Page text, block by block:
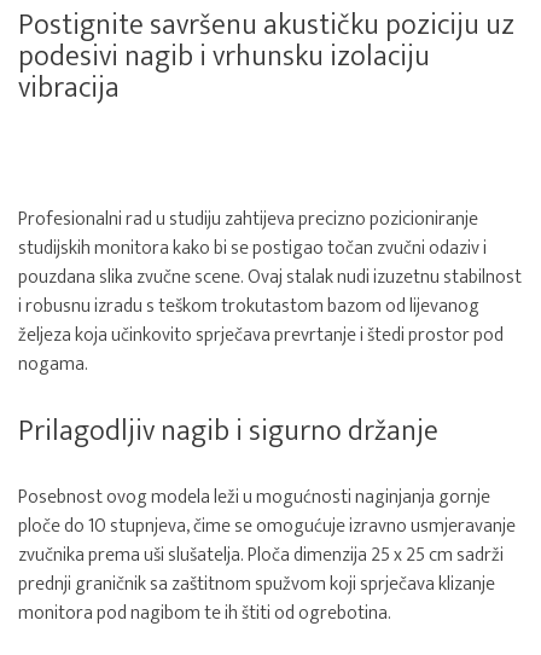
Postignite savršenu akustičku poziciju uz
podesivi nagib i vrhunsku izolaciju
vibracija
Profesionalni rad u studiju zahtijeva precizno pozicioniranje
studijskih monitora kako bi se postigao točan zvučni odaziv i
pouzdana slika zvučne scene. Ovaj stalak nudi izuzetnu stabilnost
i robusnu izradu s teškom trokutastom bazom od lijevanog
željeza koja učinkovito sprječava prevrtanje i štedi prostor pod
nogama.
Prilagodljiv nagib i sigurno držanje
Posebnost ovog modela leži u mogućnosti naginjanja gornje
ploče do 10 stupnjeva, čime se omogućuje izravno usmjeravanje
zvučnika prema uši slušatelja. Ploča dimenzija 25 x 25 cm sadrži
prednji graničnik sa zaštitnom spužvom koji sprječava klizanje
monitora pod nagibom te ih štiti od ogrebotina.